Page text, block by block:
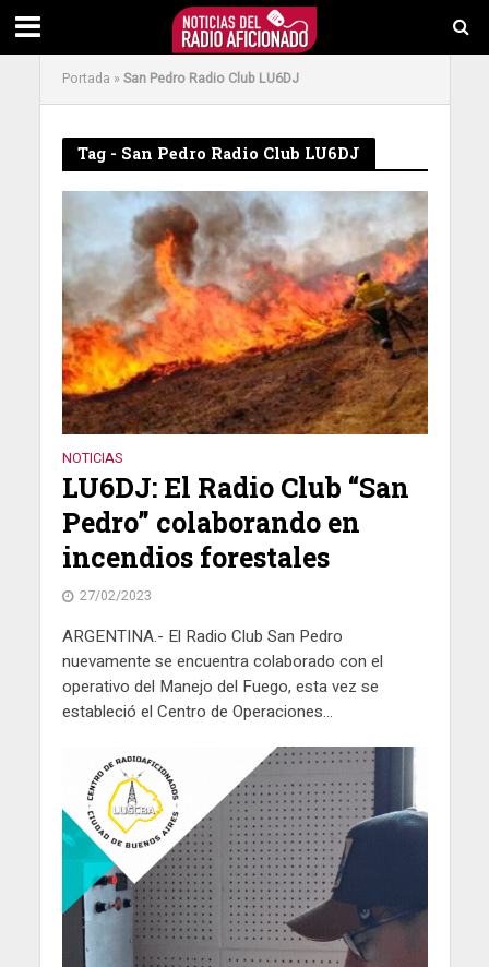
Portada »San Pedro Radio Club LU6DJ
Tag - San Pedro Radio Club LU6DJ
NOTICIAS
LU6DJ: El Radio Club “San
Pedro” colaborando en
incendios forestales
27/02/2023
ARGENTINA.- El Radio Club San Pedro
nuevamente se encuentra colaborado con el
operativo del Manejo del Fuego, esta vez se
estableció el Centro de Operaciones...